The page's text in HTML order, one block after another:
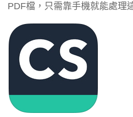
PDF檔，只需靠手機就能處理